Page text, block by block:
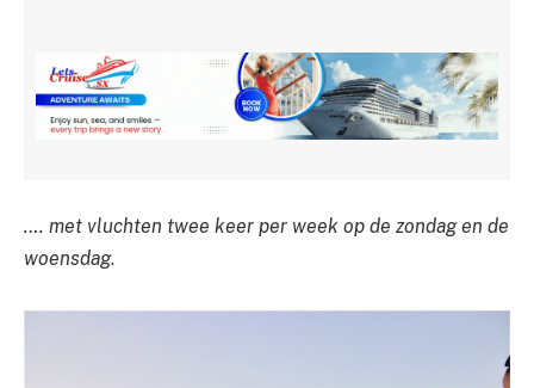
…. met vluchten twee keer per week op de zondag en de
woensdag.